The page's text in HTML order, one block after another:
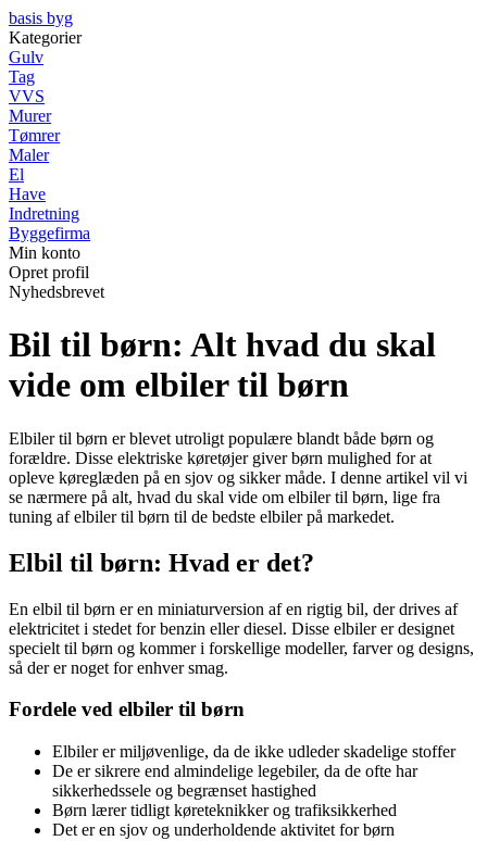
basis byg
Kategorier
Gulv
Tag
VVS
Murer
Tømrer
Maler
El
Have
Indretning
Byggefirma
Min konto
Opret profil
Nyhedsbrevet
Bil til børn: Alt hvad du skal
vide om elbiler til børn
Elbiler til børn er blevet utroligt populære blandt både børn og
forældre. Disse elektriske køretøjer giver børn mulighed for at
opleve køreglæden på en sjov og sikker måde. I denne artikel vil vi
se nærmere på alt, hvad du skal vide om elbiler til børn, lige fra
tuning af elbiler til børn til de bedste elbiler på markedet.
Elbil til børn: Hvad er det?
En elbil til børn er en miniaturversion af en rigtig bil, der drives af
elektricitet i stedet for benzin eller diesel. Disse elbiler er designet
specielt til børn og kommer i forskellige modeller, farver og designs,
så der er noget for enhver smag.
Fordele ved elbiler til børn
Elbiler er miljøvenlige, da de ikke udleder skadelige stoffer
De er sikrere end almindelige legebiler, da de ofte har
sikkerhedssele og begrænset hastighed
Børn lærer tidligt køreteknikker og trafiksikkerhed
Det er en sjov og underholdende aktivitet for børn